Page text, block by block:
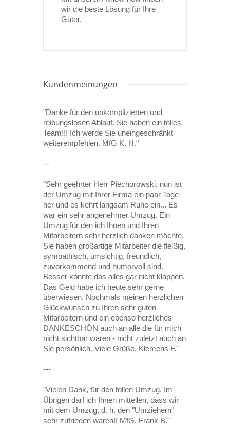
wir die beste Lösung für Ihre
Güter.
Kundenmeinungen
"Danke für den unkomplizierten und
reibungslosen Ablauf. Sie haben ein tolles
Team!!! Ich werde Sie uneingeschränkt
weiterempfehlen. MfG K. H."
---
"Sehr geehrter Herr Piechorowski, nun ist
der Umzug mit Ihrer Firma ein paar Tage
her und es kehrt langsam Ruhe ein... Es
war ein sehr angenehmer Umzug. Ein
Umzug für den ich Ihnen und Ihren
Mitarbeitern sehr herzlich danken möchte.
Sie haben großartige Mitarbeiter die fleißig,
sympathisch, umsichtig, freundlich,
zuvorkommend und humorvoll sind.
Besser konnte das alles gar nicht klappen.
Das Geld habe ich heute sehr gerne
überwiesen. Nochmals meinen herzlichen
Glückwunsch zu Ihren sehr guten
Mitarbeitern und ein ebenso herzliches
DANKESCHÖN auch an alle die für mich
nicht sichtbar waren - nicht zuletzt auch an
Sie persönlich. Viele Grüße, Klemens F."
---
"Vielen Dank, für den tollen Umzug. Im
Übrigen darf ich Ihnen mitteilen, dass wir
mit dem Umzug, d. h. den "Umziehern"
sehr zufrieden waren!! MfG, Frank B."